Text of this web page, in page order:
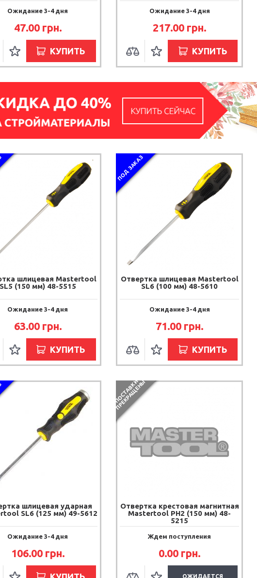
Ожидание 3-4 дня
47.00грн.
КУПИТЬ
Ожидание 3-4 дня
217.00 грн.
КУПИТЬ
шлицевая Mastertool
SL5 (150 мм) 48-5515
Ожидание 3-4 дня
63.00грн.
КУПИТЬ
ПОД ЗАКАЗ
Отвертка шлицевая Mastertool
SL6 (100 мм) 48-5610
Ожидание 3-4 дня
71.00 грн.
КУПИТЬ
шлицевая ударная
SL6 (125 мм) 49-5612
Ожидание 3-4 дня
106.00грн.
П
О
С
Т
А
В
К
И
П
Р
Е
К
Р
А
Щ
Е
Н
Ы
Отвертка крестовая магнитная
Mastertool PH2 (150 мм) 48-
5215
Ждем поступления
0.00 грн.
ОЖИДАЕТСЯ